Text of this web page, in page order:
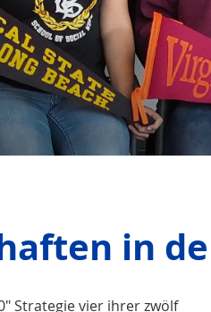
in
Strategie vier ihrer zwölf